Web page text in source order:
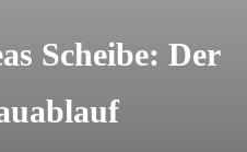
Scheibe: Der